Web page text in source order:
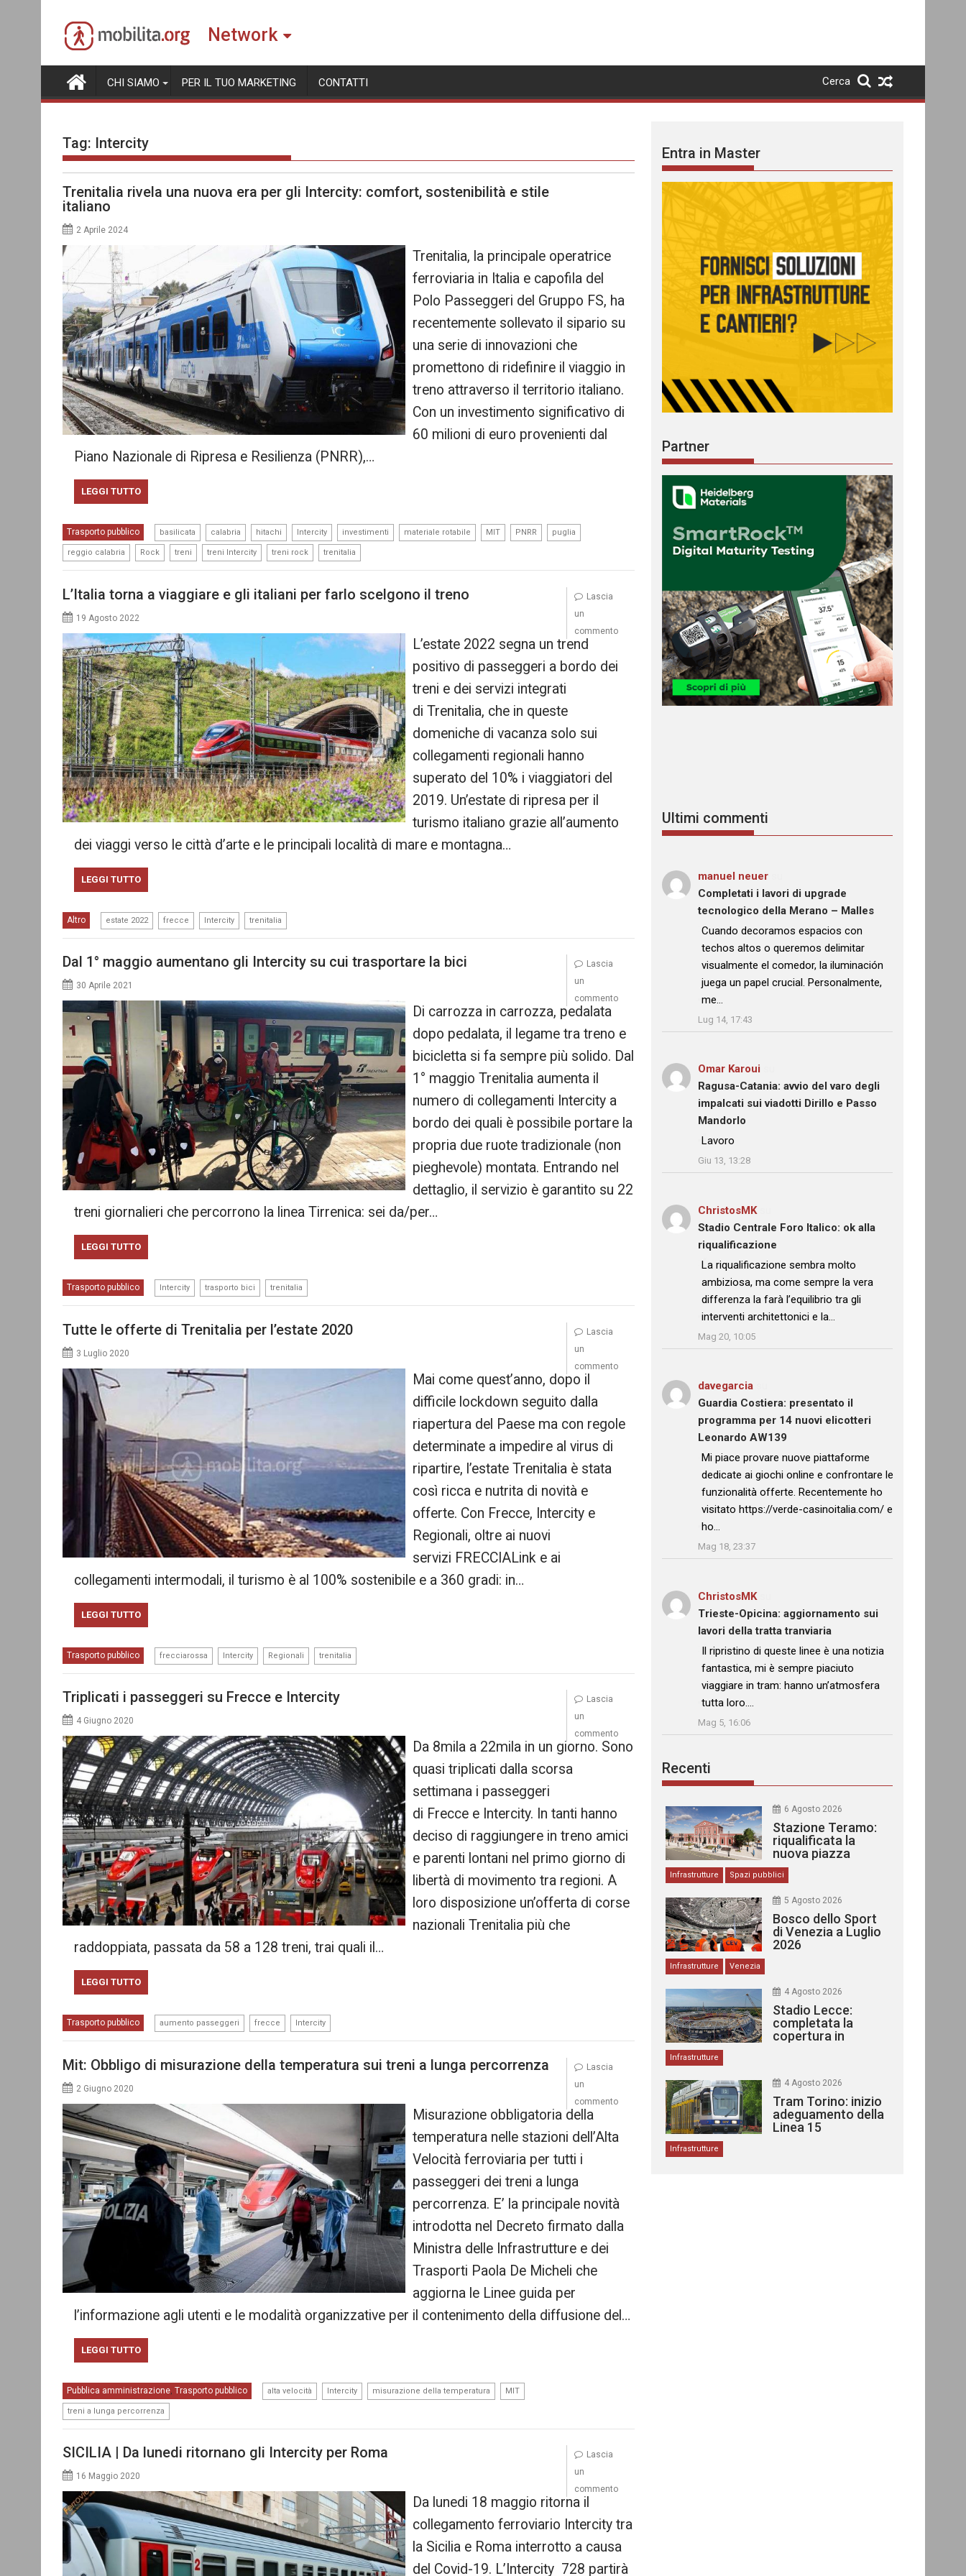
content
Network
CHI SIAMO PER IL TUO MARKETING CONTATTI Cerca
Tag: Intercity
Trenitalia rivela una nuova era per gli Intercity: comfort, sostenibilità e stile
italiano
2 Aprile 2024
Trenitalia, la principale operatrice
ferroviaria in Italia e capofila del
Polo Passeggeri del Gruppo FS, ha
recentemente sollevato il sipario su
una serie di innovazioni che
promettono di ridefinire il viaggio in
treno attraverso il territorio italiano.
Con un investimento significativo di
60 milioni di euro provenienti dal
Piano Nazionale di Ripresa e Resilienza (PNRR),…
LEGGI TUTTO
Trasporto pubblico basilicata calabria hitachi Intercity investimenti materiale rotabile MIT PNRR puglia
reggio calabria Rock treni treni Intercity treni rock trenitalia
L’Italia torna a viaggiare e gli italiani per farlo scelgono il treno
19 Agosto 2022
L’estate 2022 segna un trend
positivo di passeggeri a bordo dei
treni e dei servizi integrati
di Trenitalia, che in queste
domeniche di vacanza solo sui
collegamenti regionali hanno
superato del 10% i viaggiatori del
2019. Un’estate di ripresa per il
turismo italiano grazie all’aumento
dei viaggi verso le città d’arte e le principali località di mare e montagna…
LEGGI TUTTO
Altro estate 2022 frecce Intercity trenitalia
Lascia
un
commento
Dal 1° maggio aumentano gli Intercity su cui trasportare la bici
30 Aprile 2021
Di carrozza in carrozza, pedalata
dopo pedalata, il legame tra treno e
bicicletta si fa sempre più solido. Dal
1° maggio Trenitalia aumenta il
numero di collegamenti Intercity a
bordo dei quali è possibile portare la
propria due ruote tradizionale (non
pieghevole) montata. Entrando nel
dettaglio, il servizio è garantito su 22
treni giornalieri che percorrono la linea Tirrenica: sei da/per…
LEGGI TUTTO
Trasporto pubblico Intercity trasporto bici trenitalia
Lascia
un
commento
Tutte le offerte di Trenitalia per l’estate 2020
3 Luglio 2020
Mai come quest’anno, dopo il
difficile lockdown seguito dalla
riapertura del Paese ma con regole
determinate a impedire al virus di
ripartire, l’estate Trenitalia è stata
così ricca e nutrita di novità e
offerte. Con Frecce, Intercity e
Regionali, oltre ai nuovi
servizi FRECCIALink e ai
collegamenti intermodali, il turismo è al 100% sostenibile e a 360 gradi: in…
LEGGI TUTTO
Trasporto pubblico frecciarossa Intercity Regionali trenitalia
Lascia
un
commento
Triplicati i passeggeri su Frecce e Intercity
4 Giugno 2020
Da 8mila a 22mila in un giorno. Sono
quasi triplicati dalla scorsa
settimana i passeggeri
di Frecce e Intercity. In tanti hanno
deciso di raggiungere in treno amici
e parenti lontani nel primo giorno di
libertà di movimento tra regioni. A
loro disposizione un’offerta di corse
nazionali Trenitalia più che
raddoppiata, passata da 58 a 128 treni, trai quali il…
LEGGI TUTTO
Trasporto pubblico aumento passeggeri frecce Intercity
Lascia
un
commento
Mit: Obbligo di misurazione della temperatura sui treni a lunga percorrenza
2 Giugno 2020
Misurazione obbligatoria della
temperatura nelle stazioni dell’Alta
Velocità ferroviaria per tutti i
passeggeri dei treni a lunga
percorrenza. E’ la principale novità
introdotta nel Decreto firmato dalla
Ministra delle Infrastrutture e dei
Trasporti Paola De Micheli che
aggiorna le Linee guida per
l’informazione agli utenti e le modalità organizzative per il contenimento della diffusione del…
LEGGI TUTTO
Pubblica amministrazione Trasporto pubblico alta velocità Intercity misurazione della temperatura MIT
treni a lunga percorrenza
Lascia
un
commento
SICILIA | Da lunedi ritornano gli Intercity per Roma
16 Maggio 2020
Da lunedi 18 maggio ritorna il
collegamento ferroviario Intercity tra
la Sicilia e Roma interrotto a causa
del Covid-19. L’Intercity 728 partirà
Lascia
un
commento
Entra in Master
Partner
Ultimi commenti
manuel neuer
Completati i lavori di upgrade
tecnologico della Merano – Malles
: “
Cuando decoramos espacios con
techos altos o queremos delimitar
visualmente el comedor, la iluminación
juega un papel crucial. Personalmente,
me…
Lug 14, 17:43
Omar Karoui
Ragusa-Catania: avvio del varo degli
impalcati sui viadotti Dirillo e Passo
Mandorlo
: “Lavoro
Giu 13, 13:28
ChristosMKsu
Stadio Centrale Foro Italico: ok alla
riqualificazione
: “La riqualificazione sembra molto
ambiziosa, ma come sempre la vera
differenza la farà l’equilibrio tra gli
interventi architettonici e la…
Mag 20, 10:05
davegarcia
Guardia Costiera: presentato il
programma per 14 nuovi elicotteri
Leonardo AW139
: “
Mi piace provare nuove piattaforme
dedicate ai giochi online e confrontare le
funzionalità offerte. Recentemente ho
visitato https://verde-casinoitalia.com/ e
ho…
Mag 18, 23:37
ChristosMKsu
Trieste-Opicina: aggiornamento sui
lavori della tratta tranviaria
: “
Il ripristino di queste linee è una notizia
fantastica, mi è sempre piaciuto
viaggiare in tram: hanno un’atmosfera
tutta loro.…
Mag 5, 16:06
Recenti
6 Agosto 2026
Stazione Teramo:
riqualificata la
nuova piazza
urbana
Infrastrutture Spazi pubblici
5 Agosto 2026
Bosco dello Sport
di Venezia a Luglio
2026
Infrastrutture Venezia
4 Agosto 2026
Stadio Lecce:
completata la
copertura in
Infrastrutture
4 Agosto 2026
Tram Torino: inizio
adeguamento della
Linea 15
Infrastrutture